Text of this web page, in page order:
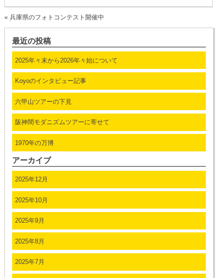
« 兵庫県のフォトコンテスト開催中
最近の投稿
2025年々末から2026年々始について
Koyoのインタビュー記事
六甲山ツアーの下見
阪神間モダニズムツアーに寄せて
1970年の万博
アーカイブ
2025年12月
2025年10月
2025年9月
2025年8月
2025年7月